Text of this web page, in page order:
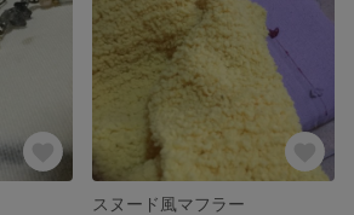
スヌード風マフラー